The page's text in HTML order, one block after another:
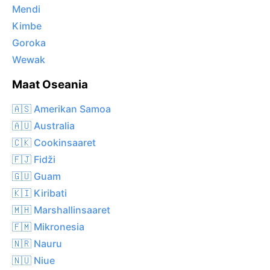
Mendi
Kimbe
Goroka
Wewak
Maat Oseania
🇦🇸 Amerikan Samoa
🇦🇺 Australia
🇨🇰 Cookinsaaret
🇫🇯 Fidži
🇬🇺 Guam
🇰🇮 Kiribati
🇲🇭 Marshallinsaaret
🇫🇲 Mikronesia
🇳🇷 Nauru
🇳🇺 Niue